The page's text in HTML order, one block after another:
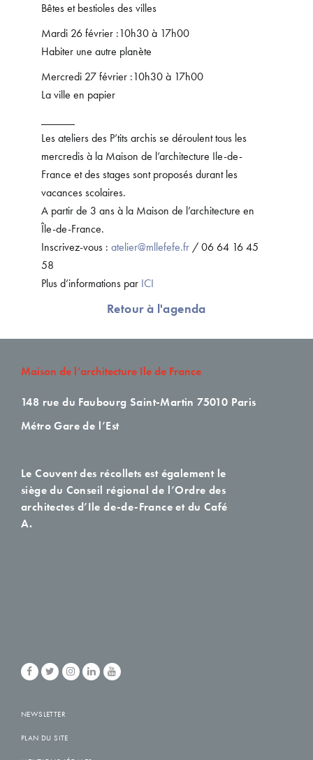
Bêtes et bestioles des villes
Mardi 26 février :10h30 à 17h00
Habiter une autre planète
Mercredi 27 février :10h30 à 17h00
La ville en papier
Les ateliers des P’tits archis se déroulent tous les
mercredis à la Maison de l’architecture Ile-de-
France et des stages sont proposés durant les
vacances scolaires.
A partir de 3 ans à la Maison de l’architecture en
Île-de-France.
Inscrivez-vous :atelier@mllefefe.fr / 06 64 16 45
58
Plus d’informations par ICI
Retour à l'agenda
Maison de l’architecture Ile de France
148 rue du Faubourg Saint-Martin 75010 Paris
Métro Gare de l’Est
Le Couvent des récollets est également le
siège du Conseil régional de l’Ordre des
architectes d’Ile de-de-France et du Café
A.
NEWSLETTER
PLAN DU SITE